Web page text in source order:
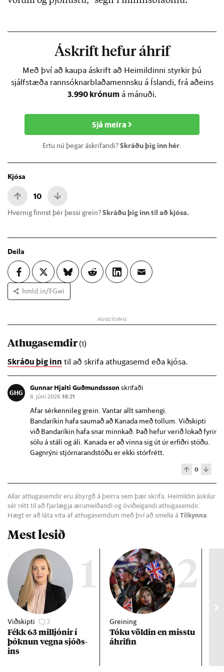
Áskrift hefur áhrif
Með því að kaupa áskrift að Heimildinni styrkir þú
sjálfstæða rannsóknarblaðamennsku á Íslandi, frá aðeins
3.990 krónum á mánuði.
Sjá meira
Ertu nú þegar áskrifandi?Skráðu þig inn hér.
Kjósa
10
Hvernig finnst þér þessi grein?Skráðu þig inn til að kjósa.
Deila
hmld.in/FGwi
Athugasemdir(1)
Skráðu þig inn til að skrifa athugasemd eða kjósa.
GHG
Gunnar Hjalti Guðmundssson skrifaði
8. júní 2026 18:21
Afar sérkennileg grein. Vantar allt samhengi.
Bandaríkin hafa saumað að Kanada með tollum. Viðskipti
við Bandaríkin hafa snar minnkað. Það hefur verið lokað fyrir
sölu á stáli og áli. Kanada er að vinna sig út úr erfiðri stöðu.
Gagnrýni stjórnarandstöðu er ekki stórfrétt.
0
Allar athugasemdir eru ábyrgð á þeirra sem þær skrifa. Heimildin áskilur
sér rétt til að fjarlægja ærumeiðandi og óviðeigandi athugasemdir.
Hægt er að láta vita af athugasemdum með því að smella á Tilkynna
Mest lesið
1
Viðskipti 3
Fékk 63 millj­ón­ir í
þókn­un vegna sjóðs­
ins
2
Greining
Tóku völd­in en misstu
áhrif­in